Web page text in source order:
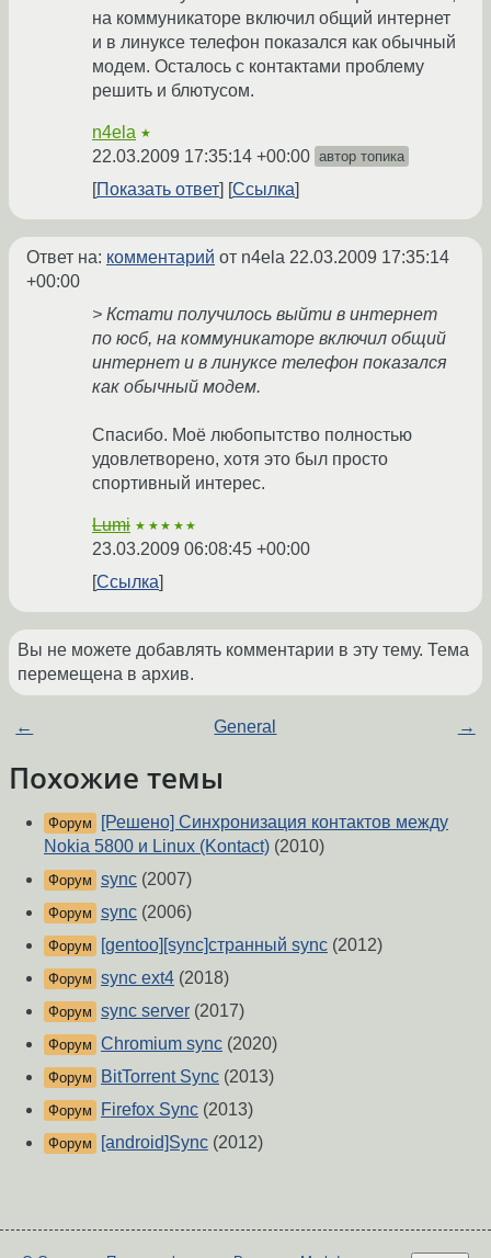
на коммуникаторе включил общий интернет
и в линуксе телефон показался как обычный
модем. Осталось с контактами проблему
решить и блютусом.
n4ela ★
22.03.2009 17:35:14 +00:00 автор топика
Показать ответ Ссылка
Ответ на: комментарий от n4ela 22.03.2009 17:35:14
+00:00
> Кстати получилось выйти в интернет
по юсб, на коммуникаторе включил общий
интернет и в линуксе телефон показался
как обычный модем.
Спасибо. Моё любопытство полностью
удовлетворено, хотя это был просто
спортивный интерес.
Lumi ★★★★★
23.03.2009 06:08:45 +00:00
Ссылка
Вы не можете добавлять комментарии в эту тему. Тема
перемещена в архив.
← General →
Похожие темы
Форум
[Решено] Синхронизация контактов между
Nokia 5800 и Linux (Kontact) (2010)
Форум sync (2007)
Форум sync (2006)
Форум [gentoo][sync]странный sync (2012)
Форум sync ext4 (2018)
Форум sync server (2017)
Форум Chromium sync (2020)
Форум BitTorrent Sync (2013)
Форум Firefox Sync (2013)
Форум [android]Sync (2012)